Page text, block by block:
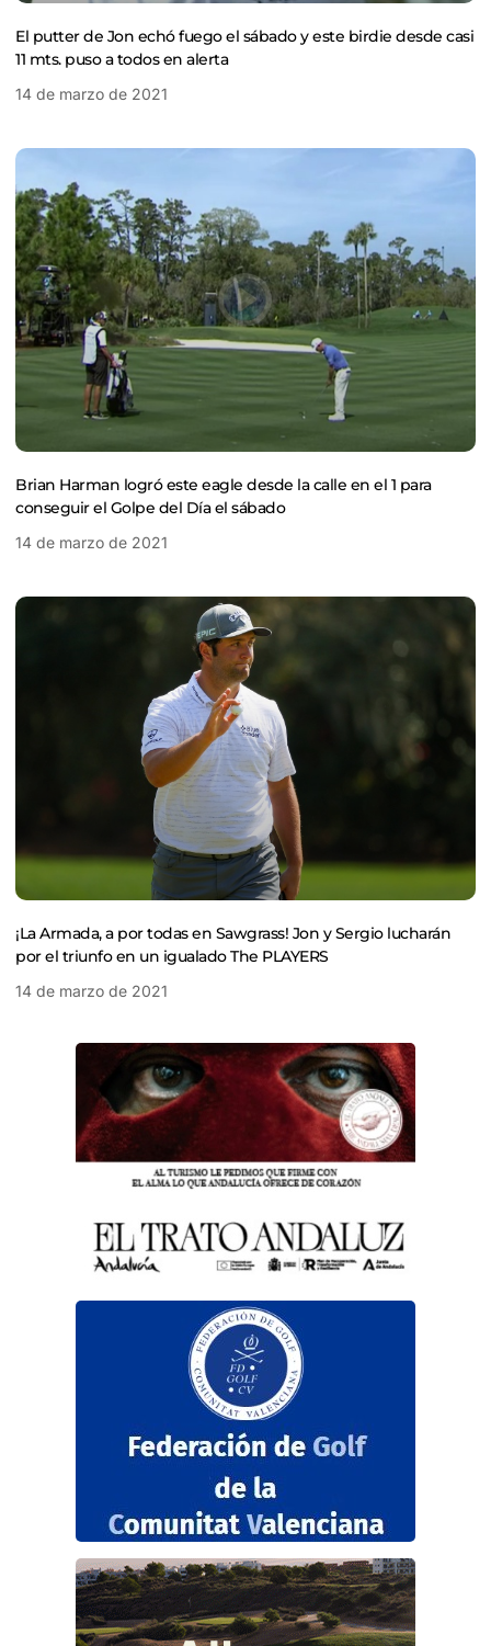
El putter de Jon echó fuego el sábado y este birdie desde casi
11 mts. puso a todos en alerta
14 de marzo de 2021
Brian Harman logró este eagle desde la calle en el 1 para
conseguir el Golpe del Día el sábado
14 de marzo de 2021
¡La Armada, a por todas en Sawgrass! Jon y Sergio lucharán
por el triunfo en un igualado The PLAYERS
14 de marzo de 2021